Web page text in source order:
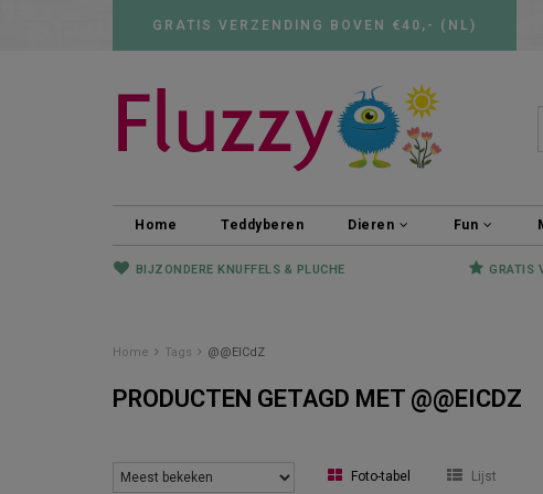
GRATIS VERZENDING BOVEN €40,- (NL)
Home Teddyberen Dieren Fun
BIJZONDERE KNUFFELS & PLUCHE GRATIS
Home Tags @@EICdZ
PRODUCTEN GETAGD MET @@EICDZ
Foto-tabel Lijst